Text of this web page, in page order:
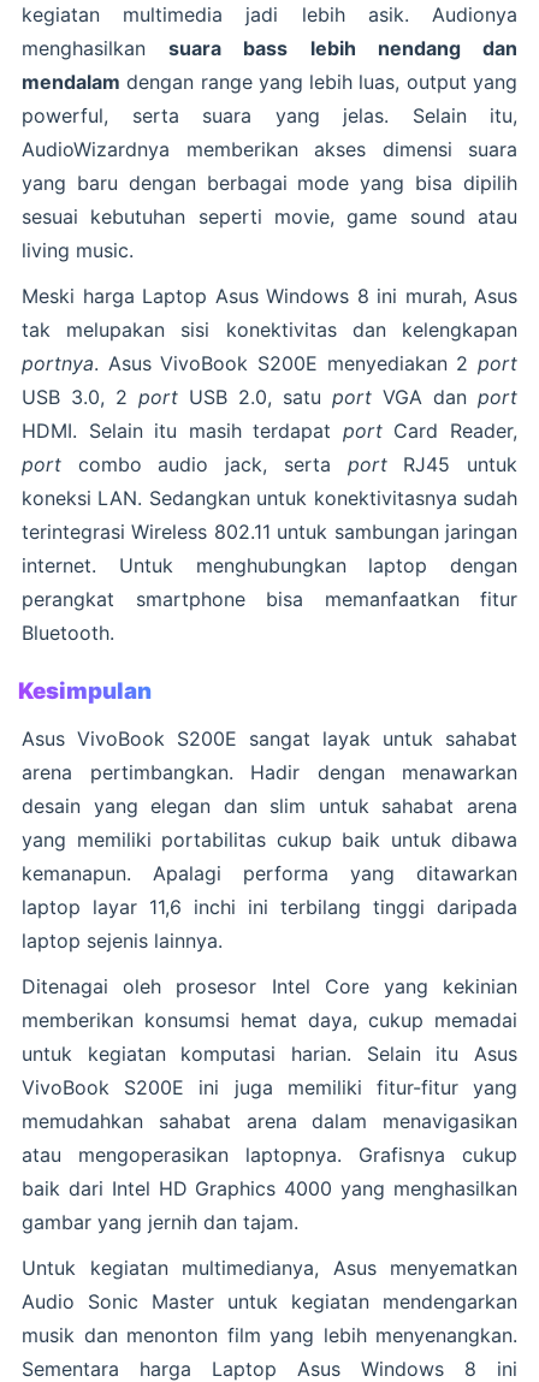
kegiatan multimedia jadi lebih asik. Audionya
menghasilkansuara bass lebih nendang dan
mendalam dengan range yang lebih luas, output yang
powerful, serta suara yang jelas. Selain itu,
AudioWizardnya memberikan akses dimensi suara
yang baru dengan berbagai mode yang bisa dipilih
sesuai kebutuhan seperti movie, game sound atau
living music.
Meski harga Laptop Asus Windows 8 ini murah, Asus
tak melupakan sisi konektivitas dan kelengkapan
portnya. Asus VivoBook S200E menyediakan 2 port
USB 3.0, 2 port USB 2.0, satu port VGA dan port
HDMI. Selain itu masih terdapat port Card Reader,
port combo audio jack, serta portRJ45 untuk
koneksi LAN. Sedangkan untuk konektivitasnya sudah
terintegrasi Wireless 802.11 untuk sambungan jaringan
internet. Untuk menghubungkan laptop dengan
perangkat smartphone bisa memanfaatkan fitur
Bluetooth.
Kesimpulan
Asus VivoBook S200E sangat layak untuk sahabat
arena pertimbangkan. Hadir dengan menawarkan
desain yang elegan dan slim untuk sahabat arena
yang memiliki portabilitas cukup baik untuk dibawa
kemanapun. Apalagi performa yang ditawarkan
laptop layar 11,6 inchi ini terbilang tinggi daripada
laptop sejenis lainnya.
Ditenagai oleh prosesor Intel Core yang kekinian
memberikan konsumsi hemat daya, cukup memadai
untuk kegiatan komputasi harian. Selain itu Asus
VivoBook S200E ini juga memiliki fitur-fitur yang
memudahkan sahabat arena dalam menavigasikan
atau mengoperasikan laptopnya. Grafisnya cukup
baik dari Intel HD Graphics 4000 yang menghasilkan
gambar yang jernih dan tajam.
Untuk kegiatan multimedianya, Asus menyematkan
Audio Sonic Master untuk kegiatan mendengarkan
musik dan menonton film yang lebih menyenangkan.
Sementara harga Laptop Asus Windows 8 ini